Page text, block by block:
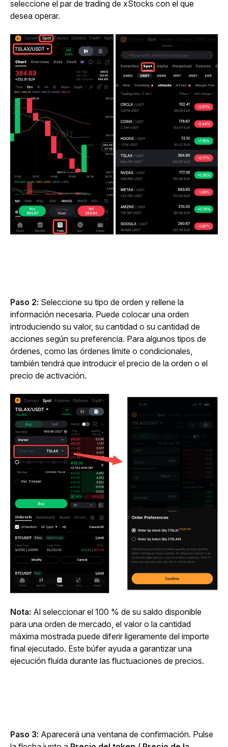
seleccione el par de trading de xStocks con el que
desea operar.
Paso 2: Seleccione su tipo de orden y rellene la
información necesaria. Puede colocar una orden
introduciendo su valor, su cantidad o su cantidad de
acciones según su preferencia. Para algunos tipos de
órdenes, como las órdenes límite o condicionales,
también tendrá que introducir el precio de la orden o el
precio de activación.
Nota: Al seleccionar el 100 % de su saldo disponible
para una orden de mercado, el valor o la cantidad
máxima mostrada puede diferir ligeramente del importe
final ejecutado. Este búfer ayuda a garantizar una
ejecución fluida durante las fluctuaciones de precios.
Paso 3: Aparecerá una ventana de confirmación. Pulse